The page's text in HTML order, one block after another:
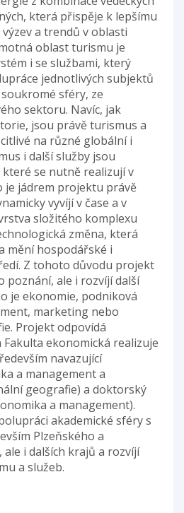
která přispěje k lepšímu
a trendů v oblasti
oblast turismu je
i se službami, který
jednotlivých subjektů
sféry, ze
sektoru. Navíc, jak
jsou právě turismus a
na různé globální i
i další služby jsou
se nutně realizují v
je jádrem projektu právě
vyvíjí v čase a v
složitého komplexu
změna, která
mění hospodářské i
Z tohoto důvodu projekt
poznání, ale i rozvíjí další
je ekonomie, podniková
marketing nebo
Projekt odpovídá
ekonomická realizuje
navazující
a management a
geografie) a doktorský
a management).
akademické sféry s
Plzeňského a
i dalších krajů a rozvíjí
a služeb.